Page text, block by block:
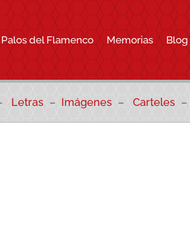
Palos del Flamenco Memorias Blog
Letras – Imágenes – Carteles –